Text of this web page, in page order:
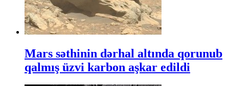
Mars səthinin dərhal altında qorunub
qalmış üzvi karbon aşkar edildi